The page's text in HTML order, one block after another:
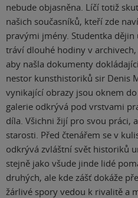
nebude objasněna. Líčí totiž
našich současníků, kteří zde
pravými jmény. Studentka dějin
tráví dlouhé hodiny v
aby našla dokumenty
nestor kunsthistoriků sir Denis
vynikající obrazy jsou oknem
galerie odkrývá pod vrstvami
díla. Všichni žijí pro svou práci,
starosti. Před čtenářem se v
odkrývá zvláštní svět historiků
stejně jako všude jinde lidé
druhých, ale kde zášť dokáže
žárlivé spory vedou k rivalitě a